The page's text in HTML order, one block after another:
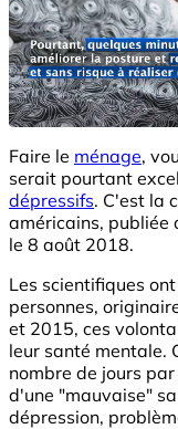
Faire le ménage,
serait pourtant
dépressifs. C'est la
américains, publiée
le 8 août 2018.
Les scientifiques
personnes,
et 2015, ces
leur santé mentale.
nombre de jours
d'une "mauvaise"
dépression,